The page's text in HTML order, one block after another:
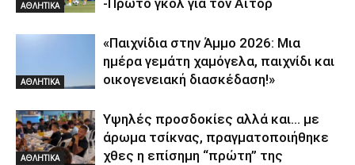
ΑΘΛΗΤΙΚΑ -Πρώτο γκολ για τον Αϊτόρ
ΑΘΛΗΤΙΚΑ
«Παιχνίδια στην Άμμο 2026: Μια
ημέρα γεμάτη χαμόγελα, παιχνίδι και
οικογενειακή διασκέδαση!»
ΑΘΛΗΤΙΚΑ
Υψηλές προσδοκίες αλλά και… με
άρωμα τσίκνας, πραγματοποιήθηκε
χθες η επίσημη “πρώτη” της